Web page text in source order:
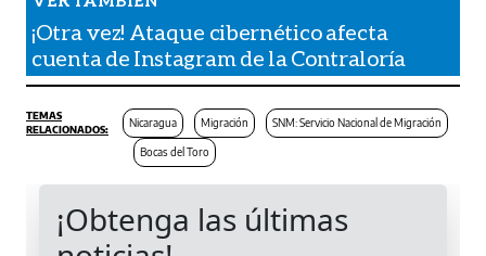
¡Otra vez! Ataque cibernético afecta
cuenta de Instagram de la Contraloría
Nicaragua Migración SNM: Servicio Nacional de Migración
Bocas del Toro